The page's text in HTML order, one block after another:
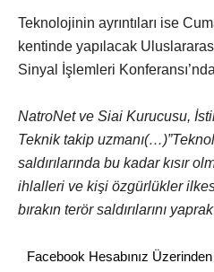
Teknolojinin ayrıntıları ise
kentinde yapılacak
Sinyal İşlemleri
NatroNet ve Siai Kurucusu,
Teknik takip
saldırılarında bu kadar kısır
ihlalleri ve kişi özgürlükler
bırakın terör saldırılarını
Facebook Hesabınız